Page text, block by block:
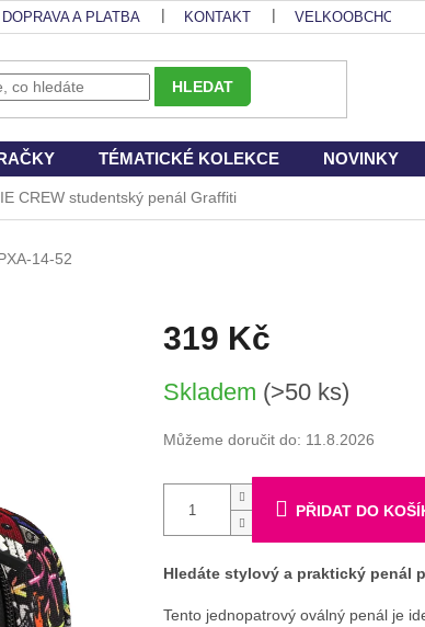
DOPRAVA A PLATBA KONTAKT VELKOOBCHOD
HLEDAT
TÉMATICKÉ KOLEKCE NOVINKY
CREW studentský penál Graffiti
14-52
319 Kč
cena:
Skladem (>50 ks)
Můžeme doručit do: 11.8.2026
PŘIDAT DO
Hledáte stylový a praktický penál
Tento jednopatrový oválný penál je